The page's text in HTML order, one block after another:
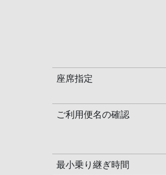
座席指定
ご利用便名の確認
最小乗り継ぎ時間